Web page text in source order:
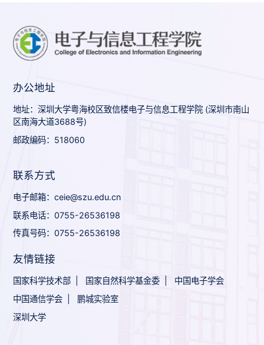
办公地址
地址：深圳大学粤海校区致信楼电子与信息工程学院 (深圳市南山
区南海大道3688号)
邮政编码：518060
联系方式
电子邮箱：ceie@szu.edu.cn
联系电话：0755-26536198
传真号码：0755-26536198
友情链接
国家科学技术部 国家自然科学基金委
中国电子学会
中国通信学会
鹏城实验室
深圳大学